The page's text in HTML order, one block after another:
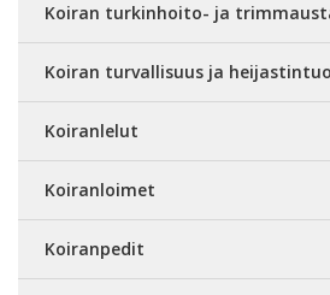
Koiran turkinhoito- ja
Koiran turvallisuus ja
Koiranlelut
Koiranloimet
Koiranpedit